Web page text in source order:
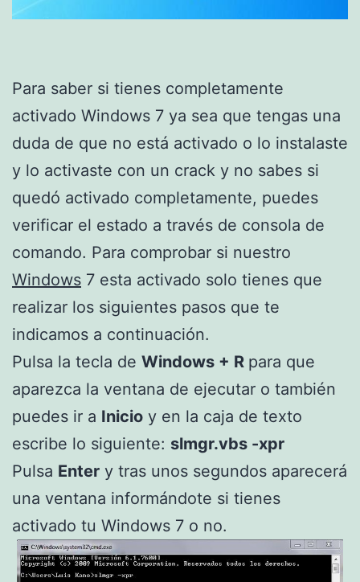
Para saber si tienes completamente
activado Windows 7 ya sea que tengas una
duda de que no está activado o lo instalaste
y lo activaste con un crack y no sabes si
quedó activado completamente, puedes
verificar el estado a través de consola de
comando. Para comprobar si nuestro
Windows 7 esta activado solo tienes que
realizar los siguientes pasos que te
indicamos a continuación.
Pulsa la tecla de Windows + R para que
aparezca la ventana de ejecutar o también
puedes ir a Inicio y en la caja de texto
escribe lo siguiente: slmgr.vbs -xpr
Pulsa Enter y tras unos segundos aparecerá
una ventana informándote si tienes
activado tu Windows 7 o no.